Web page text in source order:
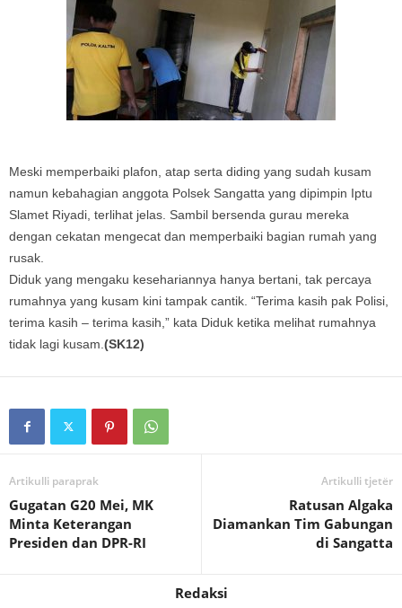
Meski memperbaiki plafon, atap serta diding yang sudah kusam
namun kebahagian anggota Polsek Sangatta yang dipimpin Iptu
Slamet Riyadi, terlihat jelas. Sambil bersenda gurau mereka
dengan cekatan mengecat dan memperbaiki bagian rumah yang
rusak.
Diduk yang mengaku kesehariannya hanya bertani, tak percaya
rumahnya yang kusam kini tampak cantik. “Terima kasih pak Polisi,
terima kasih – terima kasih,” kata Diduk ketika melihat rumahnya
tidak lagi kusam. (SK12)
Artikulli paraprak
Gugatan G20 Mei, MK
Minta Keterangan
Presiden dan DPR-RI
Artikulli tjetër
Ratusan Algaka
Diamankan Tim Gabungan
di Sangatta
Redaksi